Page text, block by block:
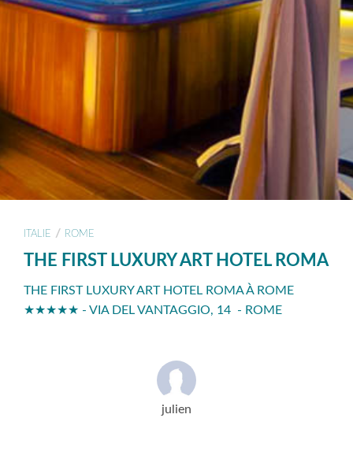
ITALIE / ROME
THE FIRST LUXURY ART HOTEL ROMA
THE FIRST LUXURY ART HOTEL ROMA À ROME
★★★★★ - VIA DEL VANTAGGIO, 14 - ROME
julien